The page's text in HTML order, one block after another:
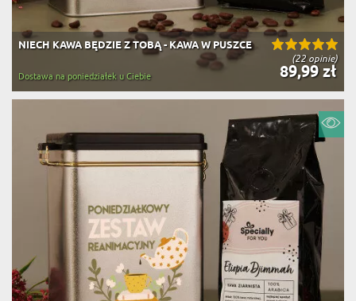
(22 opinie)
NIECH KAWA BĘDZIE Z TOBĄ - KAWA W PUSZCE
89,99 zł
Dostawa na poniedziałek u Ciebie